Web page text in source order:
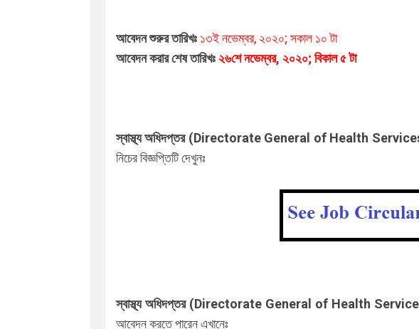
আবেদন শুরুর তারিখঃ ১৩ই নভেম্বর, ২০২০; সকাল ১০ টা
আবেদন করার শেষ তারিখঃ২৬শেনভেম্বর, ২০২০; বিকাল ৫ টা
স্বাস্থ্য অধিদপ্তর (Directorate General of Health
নিচের বিজ্ঞপ্তিটি দেখুনঃ
স্বাস্থ্য অধিদপ্তর (Directorate General of Health
আবেদন করতে পারেন এখানেঃ